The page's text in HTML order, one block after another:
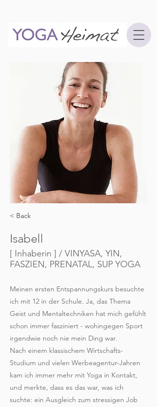
< Back
Isabell
[ Inhaberin ] / VINYASA, YIN,
FASZIEN, PRENATAL, SUP YOGA
Meinen ersten Entspannungskurs besuchte
ich mit 12 in der Schule. Ja, das Thema
Geist und Mentaltechniken hat mich gefühlt
schon immer fasziniert - wohingegen Sport
irgendwie noch nie mein Ding war.
Nach einem klassischem Wirtschafts-
Studium und vielen Werbeagentur-Jahren
kam ich immer mehr mit Yoga in Kontakt,
und merkte, dass es das war, was ich
suchte: ein Ausgleich zum stressigen Job